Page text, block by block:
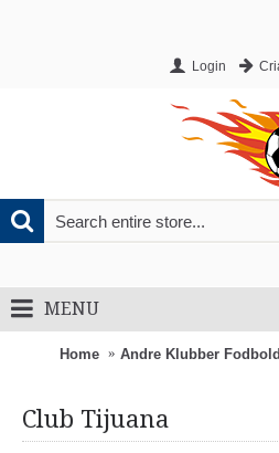
Login
MENU
Home Andre Klubber
Club Tijuana